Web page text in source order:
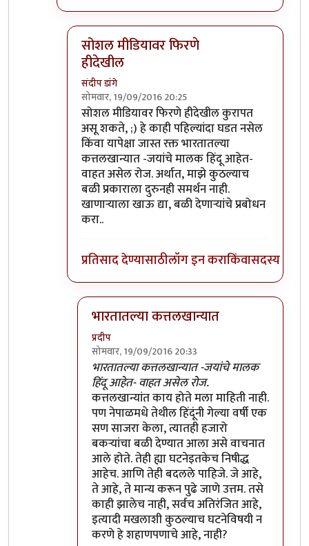
सोशल मीडियावर फिरणे
हीदेखील
संदीप डांगे
सोमवार, 19/09/2016 20:25
In reply to!!byप्रदीप
सोशल मीडियावर फिरणे हीदेखील कुरापत
असू शकते, ;) हे काही पहिल्यांदा घडत नसेल
किंवा यापेक्षा जास्त रक्त भारतातल्या
कत्तलखान्यात -जयांचे मालक हिंदू आहेत-
वाहत असेल रोज. अर्थात, माझे कुठल्याच
बळी प्रकाराला दुरुनही समर्थन नाही.
खाणाऱ्याला खाऊ द्या, बळी देणाऱ्यांचे प्रबोधन
करा..
प्रतिसाद देण्यासाठीलॉग इन कराकिंवासदस्य व्हा
भारतातल्या कत्तलखान्यात
प्रदीप
सोमवार, 19/09/2016 20:33
In reply toसोशल मीडियावर फिरणे हीदेखील
भारतातल्या कत्तलखान्यात -जयांचे मालक
हिंदू आहेत- वाहत असेल रोज.
कत्तलखान्यांत काय होते मला माहिती नाही.
पण नेपाळमधे तेथील हिंदूंनी गेल्या वर्षी एक
सण साजरा केला, त्यातही हजारो
बकर्‍यांचा बळी देण्यात आला असे वाचनात
आले होते. तेही ह्या घटनेइतकेच निषीद्ध
आहेच. आणि तेही बदलले पाहिजे. जे आहे,
ते आहे, ते मान्य करून पुढे जाणे उत्तम. तसे
काही झालेच नाही, सर्वच अतिरंजित आहे,
इत्यादी मखलाशी कुठल्याच घटनेविषयी न
करणे हे शहाणपणाचे आहे, नाही?